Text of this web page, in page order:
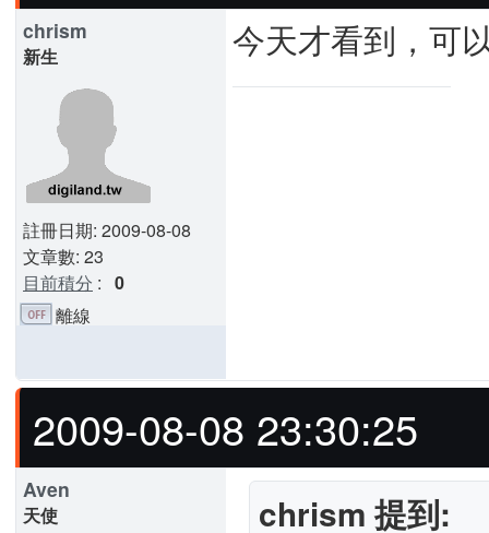
chrism
新生
註冊日期: 2009-08-08
文章數: 23
目前積分 : 0
今天才看到，可
離線
2009-08-08 23:30:25
Aven
天使 chrism 提到: